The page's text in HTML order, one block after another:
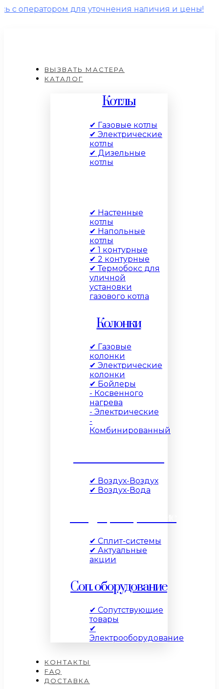
для уточнения наличия и цены!
ВЫЗВАТЬ МАСТЕРА
КАТАЛОГ
Котлы
✔ Газовые котлы
✔ Электрические
котлы
✔ Дизельные
котлы
✔ Настенные
котлы
✔ Напольные
котлы
✔ 1 контурные
✔ 2 контурные
✔ Термобокс для
уличной
установки
газового котла
Колонки
✔ Газовые
колонки
✔ Электрические
колонки
✔ Бойлеры
- Косвенного
нагрева
- Электрические
-
Комбинированный
✔ Воздух-Воздух
✔ Воздух-Вода
✔ Сплит-системы
✔ Актуальные
акции
Соп. оборудование
✔ Сопутствующие
товары
✔
Электрооборудование
КОНТАКТЫ
FAQ
ДОСТАВКА